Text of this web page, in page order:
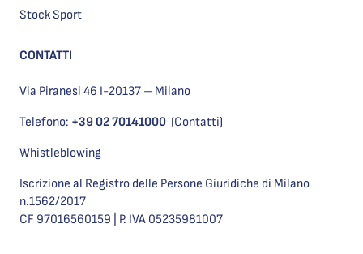
Stock Sport
CONTATTI
Via Piranesi 46 I-20137 – Milano
Telefono: +39 02 70141000 (Contatti)
Whistleblowing
Iscrizione al Registro delle Persone Giuridiche di Milano
n.1562/2017
CF 97016560159 | P. IVA 05235981007